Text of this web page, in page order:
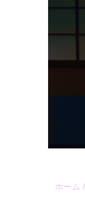
ホーム